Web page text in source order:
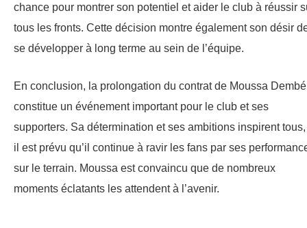
chance pour montrer son potentiel et aider le club à réussir
tous les fronts. Cette décision montre également son désir
se développer à long terme au sein de l’équipe.
En conclusion, la prolongation du contrat de Moussa
constitue un événement important pour le club et ses
supporters. Sa détermination et ses ambitions inspirent
il est prévu qu’il continue à ravir les fans par ses
sur le terrain. Moussa est convaincu que de nombreux
moments éclatants les attendent à l’avenir.